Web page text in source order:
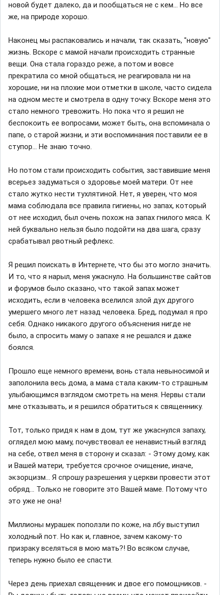
новой будет далеко, да и пообщаться не с кем... Но все
же, на природе хорошо.
Наконец мы распаковались и начали, так сказать, "новую"
жизнь. Вскоре с мамой начали происходить странные
вещи. Она стала гораздо реже, а потом и вовсе
прекратила со мной общаться, не реагировала ни на
хорошие, ни на плохие мои отметки в школе, часто сидела
на одном месте и смотрела в одну точку. Вскоре меня это
стало немного тревожить. Но пока что я решил не
беспокоить ее вопросами, может быть, она вспоминала о
папе, о старой жизни, и эти воспоминания поставили ее в
ступор... Не знаю точно.
Но потом стали происходить события, заставившие меня
всерьез задуматься о здоровье моей матери. От нее
стало жутко нести тухлятиной. Нет, я уверен, что моя
мама соблюдала все правила гигиены, но запах, который
от нее исходил, был очень похож на запах гнилого мяса. К
ней буквально нельзя было подойти на два шага, сразу
срабатывал рвотный рефлекс.
Я решил поискать в Интернете, что бы это могло значить.
И то, что я нарыл, меня ужаснуло. На большинстве сайтов
и форумов было сказано, что такой запах может
исходить, если в человека вселился злой дух другого
умершего много лет назад человека. Бред, подумал я про
себя. Однако никакого другого объяснения нигде не
было, а спросить маму о запахе я не решался и даже
боялся.
Прошло еще немного времени, вонь стала невыносимой и
заполонила весь дома, а мама стала каким-то страшным
улыбающимся взглядом смотреть на меня. Нервы стали
мне отказывать, и я решился обратиться к священнику.
Тот, только придя к нам в дом, тут же ужаснулся запаху,
оглядел мою маму, почувствовал ее ненавистный взгляд
на себе, отвел меня в сторону и сказал: - Этому дому, как
и Вашей матери, требуется срочное очищение, иначе,
экзорцизм... Я спрошу разрешения у церкви провести этот
обряд... Только не говорите это Вашей маме. Потому что
это уже не она!
Миллионы мурашек поползли по коже, на лбу выступил
холодный пот. Но как и, главное, зачем какому-то
призраку вселяться в мою мать?! Во всяком случае,
теперь нужно было ее спасти.
Через день приехал священник и двое его помощников. -